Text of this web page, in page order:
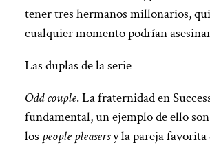
tener tres hermanos millonarios,
cualquier momento podrían
Las duplas de la serie
Odd couple. La fraternidad en
fundamental, un ejemplo de ello
los people pleasersy la pareja favorita